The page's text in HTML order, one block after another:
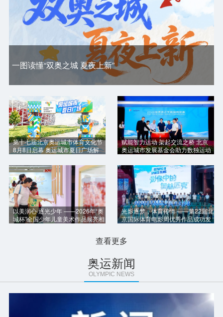
一图读懂“双奥之城 夏夜上新”
第十七届北京奥运城市体育文化节
8月8日启幕 奥运城市夏日广场解
赋能智力运动 架起交流之桥 北京
奥运城市发展基金会助力数独运动
以美润心·逐光少年 ——2026年“奥
城杯”全国少年儿童美术作品展亮相
光影逐梦，体育传情 ——第22届北
京国际体育电影周优秀作品成功发
查看更多
奥运新闻
OLYMPIC NEWS